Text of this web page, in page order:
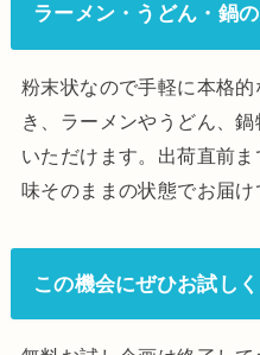
ラーメン・うどん・鍋
粉末状なので手軽に本格
き、ラーメンやうどん、
いただけます。出荷直前
味そのままの状態でお届け
この機会にぜひお試し